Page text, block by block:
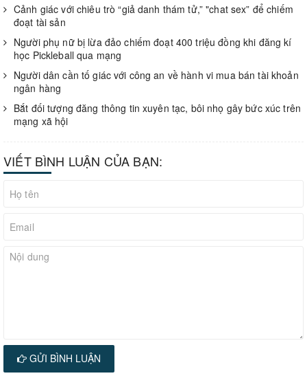
Cảnh giác với chiêu trò “giả danh thám tử,” "chat sex” để chiếm
đoạt tài sản
Người phụ nữ bị lừa đảo chiếm đoạt 400 triệu đồng khi đăng kí
học Pickleball qua mạng
Người dân cần tố giác với công an về hành vi mua bán tài khoản
ngân hàng
Bắt đối tượng đăng thông tin xuyên tạc, bôi nhọ gây bức xúc trên
mạng xã hội
VIẾT BÌNH LUẬN CỦA BẠN:
GỬI BÌNH LUẬN